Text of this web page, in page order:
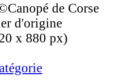
de Corse
d'origine
x 880 px)